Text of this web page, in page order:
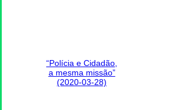
“Polícia e Cidadão,
a mesma missão”
(2020-03-28)